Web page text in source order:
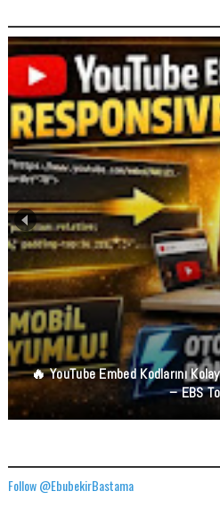
🔥 YouTube Embed Kodlarını
– EBS
Follow @EbubekirBastama